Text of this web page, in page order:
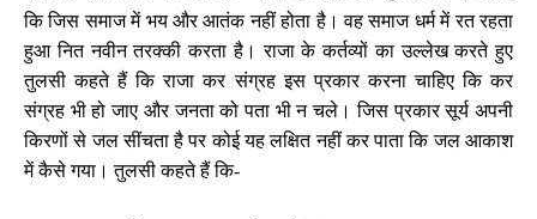
कि जिस समाज में भय और आतंक नहीं होता है। वह समाज धर्म में रत रहता
हुआ नित नवीन तरक्की करता है। राजा के कर्तव्यों का उल्लेख करते हुए
तुलसी कहते हैं कि राजा कर संग्रह इस प्रकार करना चाहिए कि कर
संग्रह भी हो जाए और जनता को पता भी न चले। जिस प्रकार सूर्य अपनी
किरणों से जल सींचता है पर कोई यह लक्षित नहीं कर पाता कि जल आकाश
में कैसे गया। तुलसी कहते हैं कि-